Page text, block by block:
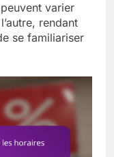
varier
rendant
se familiariser